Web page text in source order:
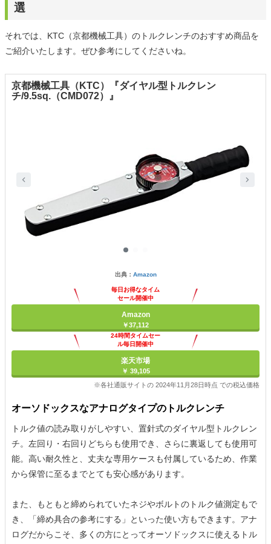
選
それでは、KTC（京都機械工具）のトルクレンチのおすすめ商品を
ご紹介いたします。ぜひ参考にしてくださいね。
京都機械工具（KTC）『ダイヤル型トルクレン
チ/9.5sq.（CMD072）』
出典： Amazon
毎日お得なタイム
セール開催中
Amazon
￥37,112
24時間タイムセー
ル毎日開催中
楽天市場
￥ 39,105
※各社通販サイトの 2024年11月28日時点 での税込価格
オーソドックスなアナログタイプのトルクレンチ
トルク値の読み取りがしやすい、置針式のダイヤル型トルクレン
チ。左回り・右回りどちらも使用でき、さらに裏返しても使用可
能。高い耐久性と、丈夫な専用ケースも付属しているため、作業
から保管に至るまでとても安心感があります。
また、もともと締められていたネジやボルトのトルク値測定もで
き、「締め具合の参考にする」といった使い方もできます。アナ
ログだからこそ、多くの方にとってオーソドックスに使えるトル